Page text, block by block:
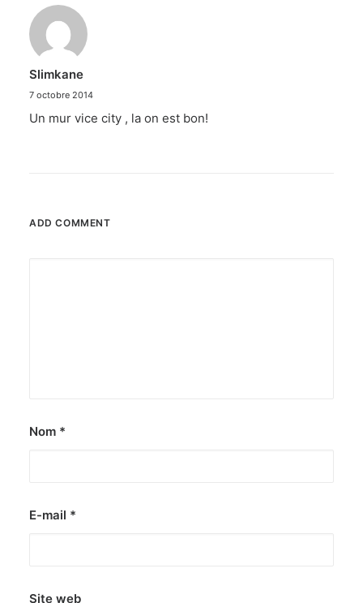
Slimkane
7 octobre 2014
Un mur vice city , la on est bon!
ADD COMMENT
Nom *
E-mail *
Site web